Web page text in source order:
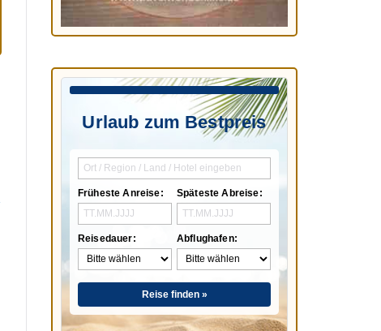
Urlaub zum Bestpreis
Früheste Anreise:
Reisedauer:
Späteste Abreise:
Abflughafen:
Reise finden »